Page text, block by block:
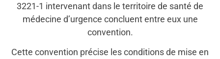
3221-1 intervenant dans le territoire de santé de
médecine d’urgence concluent entre eux une
convention.
Cette convention précise les conditions de mise en